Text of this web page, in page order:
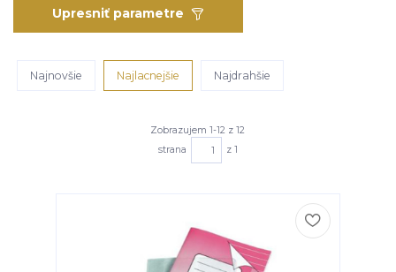
Upresniť parametre
Najnovšie Najlacnejšie Najdrahšie
Zobrazujem 1-12 z 12
strana
z 1